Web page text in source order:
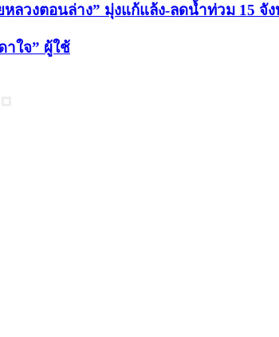
วงตอนล่าง” มุ่งแก้แล้ง-ลดน้ำท่วม 15 จัง
าใจ” ผู้ใช้